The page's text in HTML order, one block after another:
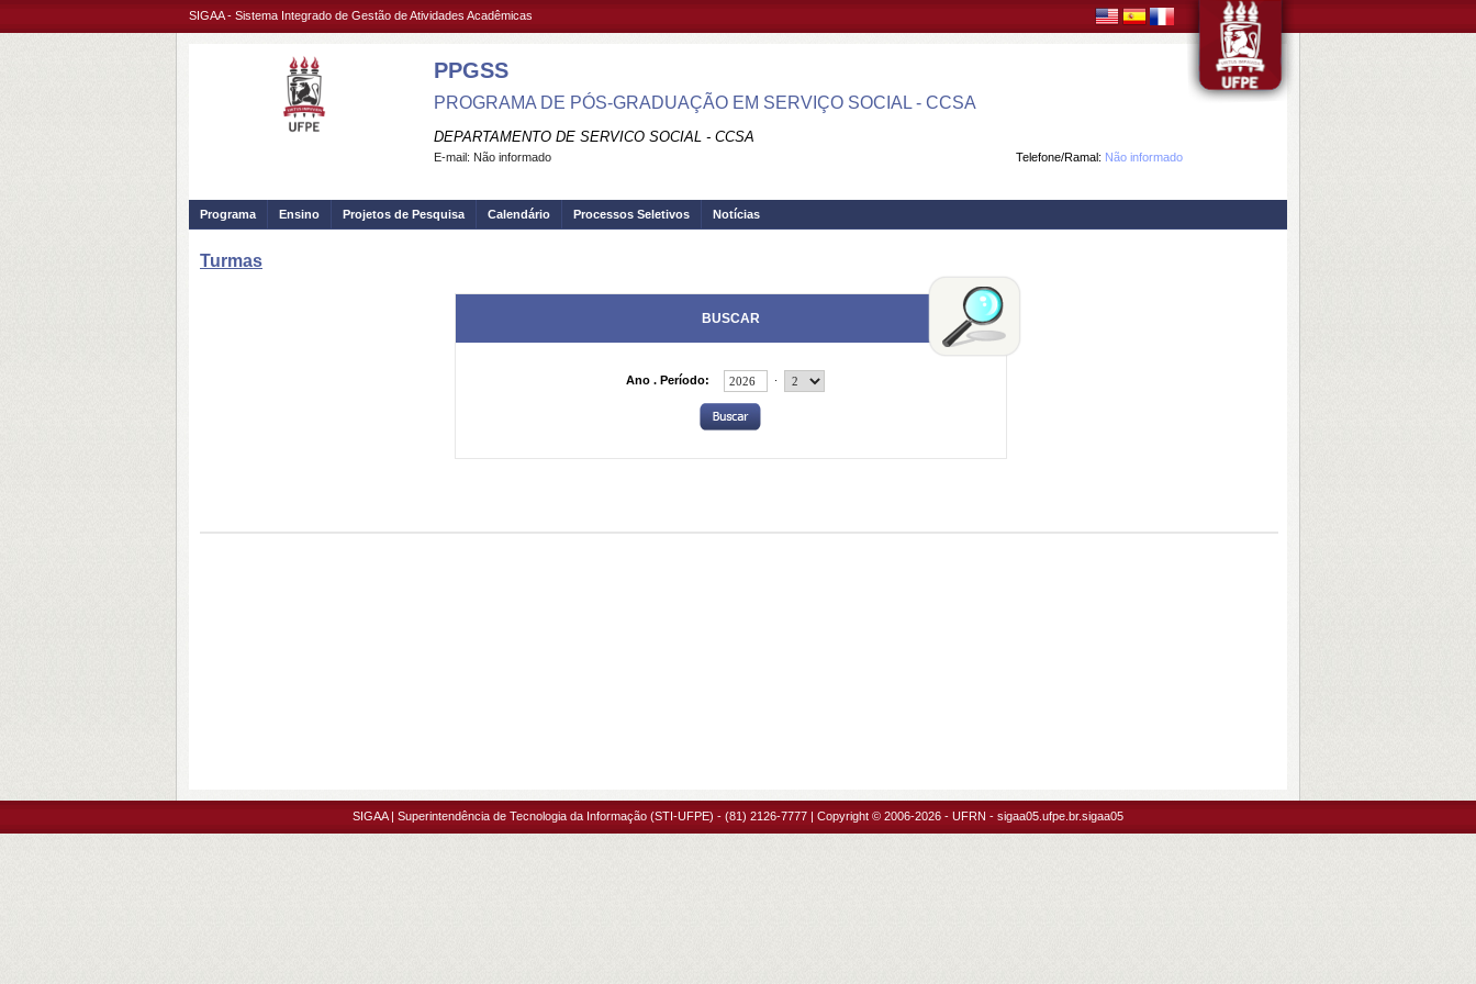
SIGAA - Sistema Integrado de Gestão de Atividades Acadêmicas
PPGSS
PROGRAMA DE PÓS-GRADUAÇÃO EM SERVIÇO SOCIAL - CCSA
DEPARTAMENTO DE SERVICO SOCIAL - CCSA
Telefone/Ramal: Não informado
E-mail: Não informado
Programa Ensino Projetos de Pesquisa Calendário Processos Seletivos Notícias
Turmas
BUSCAR
Ano . Período:
SIGAA | Superintendência de Tecnologia da Informação (STI-UFPE) - (81) 2126-7777 | Copyright © 2006-2026 - UFRN - sigaa05.ufpe.br.sigaa05